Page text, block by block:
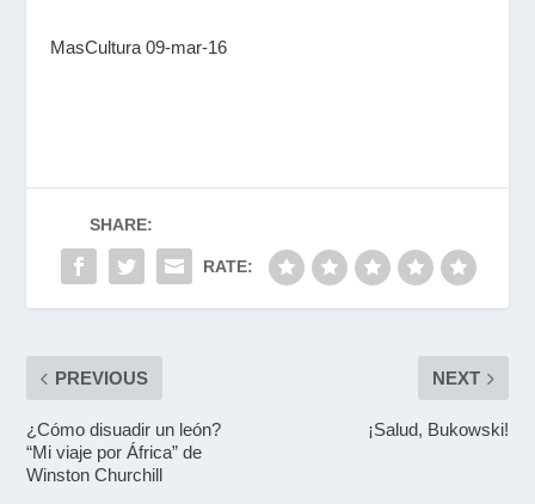
MasCultura 09-mar-16
SHARE:
RATE:
PREVIOUS
¿Cómo disuadir un león?
“Mi viaje por África” de
Winston Churchill
NEXT
¡Salud, Bukowski!